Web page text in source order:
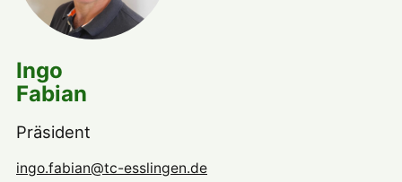
Ingo
Fabian
Präsident
ingo.fabian@tc-esslingen.de